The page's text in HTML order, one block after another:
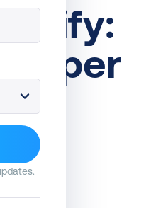
per
read